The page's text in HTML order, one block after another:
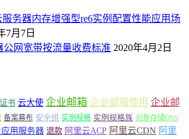
服务器内存增强型re6实例配置性能应用场
7月7日
公网宽带按流量收费标准 2020年4月2日
书 云大使 企业邮箱 企业邮箱使用 企业邮
备案幕布 安全组 实例规格 实例规格族 对象存储OSS
用服务器 退款 阿里云ACP 阿里云CDN 阿里